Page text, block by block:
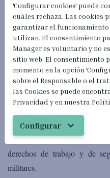
Existen medios jurídicos
nacionalidades” a las
un punto de referencia en lo
estado.La mayor parte de los
existentes entre España y
referencia el domicilio de
ciudadano estaría sometido a
tenga fijado su domicilio.
tales como el
diplomática, el ejercicio de
derechos de trabajo y de
militares.
'Configurar cookies' puede
cuáles rechaza. Las cookies
garantizar el funcionamiento
utilizan. El consentimiento
Manager es voluntario y no
sitio web. El consentimiento
momento en la opción
sobre el Responsable o el
las Cookies se puede
Privacidad y en nuestra
Configurar expand_more